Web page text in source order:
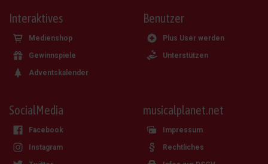
Interaktives
Medienshop
Gewinnspiele
Adventskalender
Benutzer
Plus User werden
Unterstützen
SocialMedia
Facebook
Instagram
musicalplanet.net
Impressum
Rechtliches